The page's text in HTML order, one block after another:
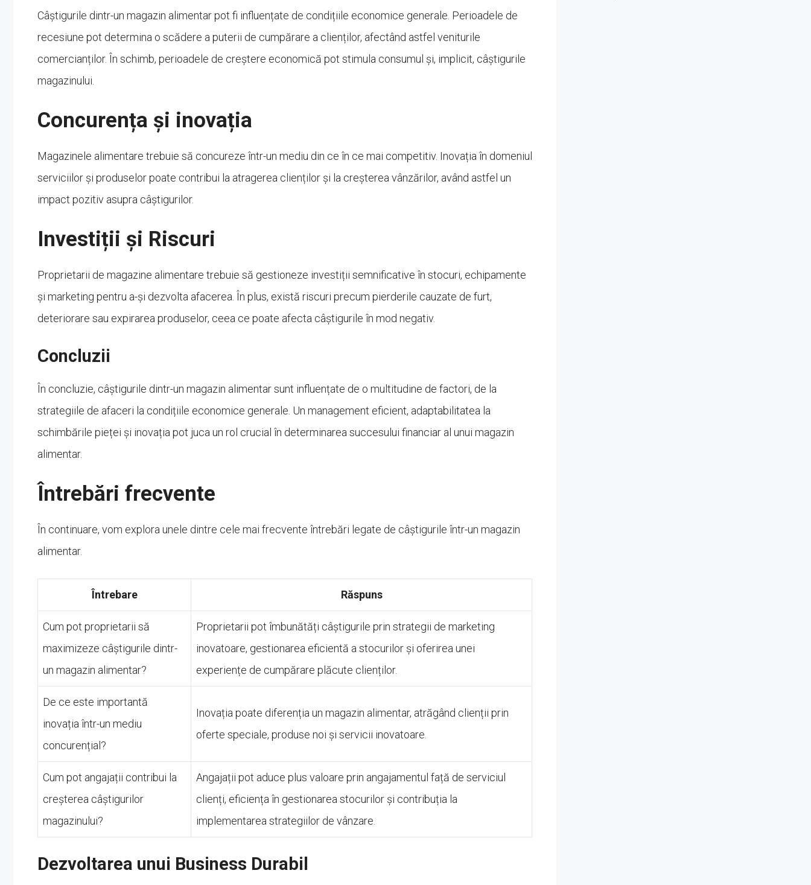
Câștigurile dintr-un magazin alimentar pot fi influențate de condițiile economice generale. Perioadele de
recesiune pot determina o scădere a puterii de cumpărare a clienților, afectând astfel veniturile
comercianților. În schimb, perioadele de creștere economică pot stimula consumul și, implicit, câștigurile
magazinului.
Concurența și inovația
Magazinele alimentare trebuie să concureze într-un mediu din ce în ce mai competitiv. Inovația în domeniul
serviciilor și produselor poate contribui la atragerea clienților și la creșterea vânzărilor, având astfel un
impact pozitiv asupra câștigurilor.
Investiții și Riscuri
Proprietarii de magazine alimentare trebuie să gestioneze investiții semnificative în stocuri, echipamente
și marketing pentru a-și dezvolta afacerea. În plus, există riscuri precum pierderile cauzate de furt,
deteriorare sau expirarea produselor, ceea ce poate afecta câștigurile în mod negativ.
Concluzii
În concluzie, câștigurile dintr-un magazin alimentar sunt influențate de o multitudine de factori, de la
strategiile de afaceri la condițiile economice generale. Un management eficient, adaptabilitatea la
schimbările pieței și inovația pot juca un rol crucial în determinarea succesului financiar al unui magazin
alimentar.
Întrebări frecvente
În continuare, vom explora unele dintre cele mai frecvente întrebări legate de câștigurile într-un magazin
alimentar.
Întrebare Răspuns
Cum pot proprietarii să
maximizeze câștigurile dintr-
un magazin alimentar?
Proprietarii pot îmbunătăți câștigurile prin strategii de marketing
inovatoare, gestionarea eficientă a stocurilor și oferirea unei
experiențe de cumpărare plăcute clienților.
De ce este importantă
inovația într-un mediu
concurențial?
Inovația poate diferenția un magazin alimentar, atrăgând clienții prin
oferte speciale, produse noi și servicii inovatoare.
Cum pot angajații contribui la
creșterea câștigurilor
magazinului?
Angajații pot aduce plus valoare prin angajamentul față de serviciul
clienți, eficiența în gestionarea stocurilor și contribuția la
implementarea strategiilor de vânzare.
Dezvoltarea unui Business Durabil